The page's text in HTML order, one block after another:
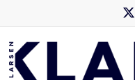
content